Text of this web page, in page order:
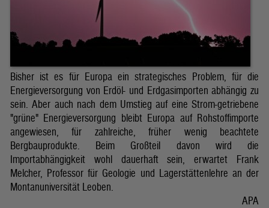
Bisher ist es für Europa ein strategisches Problem, für die
Energieversorgung von Erdöl- und Erdgasimporten abhängig zu
sein. Aber auch nach dem Umstieg auf eine Strom-getriebene
"grüne" Energieversorgung bleibt Europa auf Rohstoffimporte
angewiesen, für zahlreiche, früher wenig beachtete
Bergbauprodukte. Beim Großteil davon wird die
Importabhängigkeit wohl dauerhaft sein, erwartet Frank
Melcher, Professor für Geologie und Lagerstättenlehre an der
Montanuniversität Leoben.
APA